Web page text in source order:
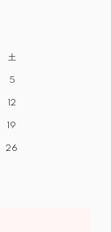
土
5
12
19
26